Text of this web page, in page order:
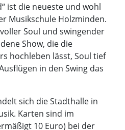
ist die neueste und wohl
Musikschule Holzminden.
Soul und swingender
Show, die die
hochleben lässt, Soul tief
in den Swing das
sich die Stadthalle in
Karten sind im
10 Euro) bei der